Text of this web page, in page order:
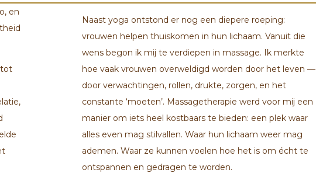
en
tot
Naast yoga ontstond er nog een diepere roeping:
vrouwen helpen thuiskomen in hun lichaam. Vanuit die
wens begon ik mij te verdiepen in massage. Ik merkte
hoe vaak vrouwen overweldigd worden door het leven —
door verwachtingen, rollen, drukte, zorgen, en het
constante ‘moeten’. Massagetherapie werd voor mij een
manier om iets heel kostbaars te bieden: een plek waar
alles even mag stilvallen. Waar hun lichaam weer mag
ademen. Waar ze kunnen voelen hoe het is om écht te
ontspannen en gedragen te worden.